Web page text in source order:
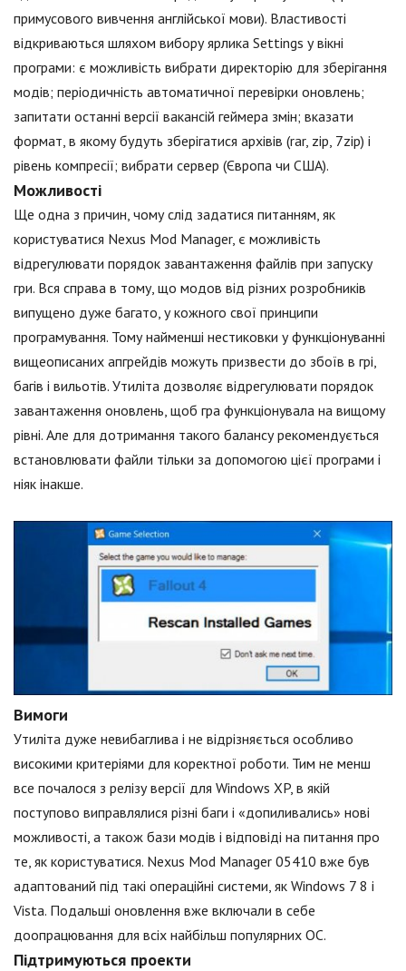
примусового вивчення англійської мови). Властивості
відкриваються шляхом вибору ярлика Settings у вікні
програми: є можливість вибрати директорію для зберігання
модів; періодичність автоматичної перевірки оновлень;
запитати останні версії вакансій геймера змін; вказати
формат, в якому будуть зберігатися архівів (rar, zip, 7zip) і
рівень компресії; вибрати сервер (Європа чи США).
Можливості
Ще одна з причин, чому слід задатися питанням, як
користуватися Nexus Mod Manager, є можливість
відрегулювати порядок завантаження файлів при запуску
гри. Вся справа в тому, що модов від різних розробників
випущено дуже багато, у кожного свої принципи
програмування. Тому найменші нестиковки у функціонуванні
вищеописаних апгрейдів можуть призвести до збоїв в грі,
багів і вильотів. Утиліта дозволяє відрегулювати порядок
завантаження оновлень, щоб гра функціонувала на вищому
рівні. Але для дотримання такого балансу рекомендується
встановлювати файли тільки за допомогою цієї програми і
ніяк інакше.
Вимоги
Утиліта дуже невибаглива і не відрізняється особливо
високими критеріями для коректної роботи. Тим не менш
все почалося з релізу версії для Windows XP, в якій
поступово виправлялися різні баги і «допиливались» нові
можливості, а також бази модів і відповіді на питання про
те, як користуватися. Nexus Mod Manager 05410 вже був
адаптований під такі операційні системи, як Windows 7 8 і
Vista. Подальші оновлення вже включали в себе
доопрацювання для всіх найбільш популярних ОС.
Підтримуються проекти